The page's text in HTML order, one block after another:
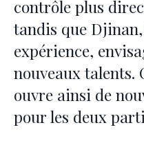
contrôle plus
tandis que
expérience,
nouveaux talents.
ouvre ainsi de
pour les deux